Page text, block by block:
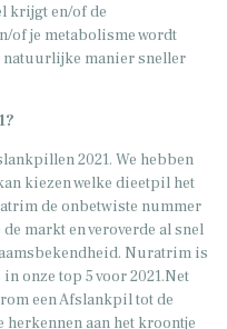
krijgt en/of de
of je metabolisme wordt
natuurlijke manier sneller
2021. We hebben
kiezen welke dieetpil het
de onbetwiste nummer
markt en veroverde al snel
Nuratrim is
onze top 5 voor 2021.Net
een Afslankpil tot de
herkennen aan het kroontje